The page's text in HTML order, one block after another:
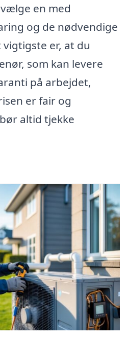
en med
og de nødvendige
er, at du
som kan levere
på arbejdet,
er fair og
altid tjekke